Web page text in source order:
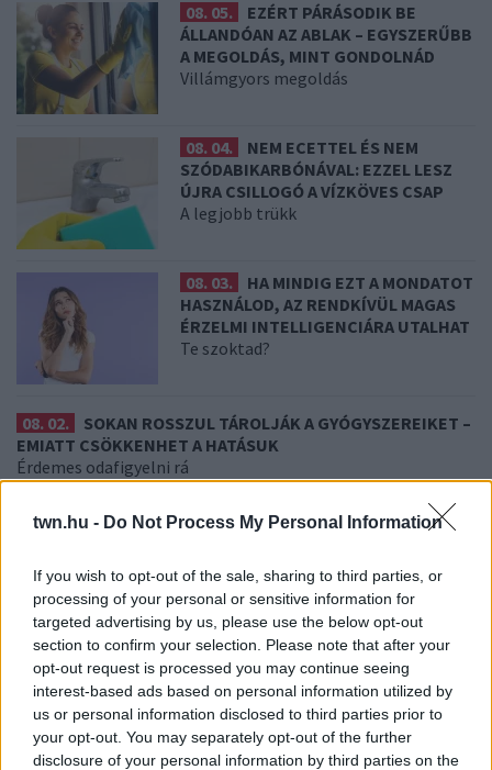
twn.hu - Do Not Process My Personal Information
If you wish to opt-out of the sale, sharing to third parties, or
processing of your personal or sensitive information for
targeted advertising by us, please use the below opt-out
section to confirm your selection. Please note that after your
opt-out request is processed you may continue seeing
interest-based ads based on personal information utilized by
us or personal information disclosed to third parties prior to
your opt-out. You may separately opt-out of the further
disclosure of your personal information by third parties on the
08. 05.
EZÉRT PÁRÁSODIK BE
ÁLLANDÓAN AZ ABLAK – EGYSZERŰBB
A MEGOLDÁS, MINT GONDOLNÁD
Villámgyors megoldás
08. 04.
NEM ECETTEL ÉS NEM
SZÓDABIKARBÓNÁVAL: EZZEL LESZ
ÚJRA CSILLOGÓ A VÍZKÖVES CSAP
A legjobb trükk
08. 03.
HA MINDIG EZT A MONDATOT
HASZNÁLOD, AZ RENDKÍVÜL MAGAS
ÉRZELMI INTELLIGENCIÁRA UTALHAT
Te szoktad?
08. 02.
SOKAN ROSSZUL TÁROLJÁK A GYÓGYSZEREIKET –
EMIATT CSÖKKENHET A HATÁSUK
Érdemes odafigyelni rá
08. 01.
EGYRE TÖBB FIATALNÁL JELENTKEZIK EZ A
VITAMINHIÁNY – ILYEN JELEKRE FIGYELJ
07. 31.
NEM A CITROMSAV, AZ ECET VAGY A
SZÓDABIKARBÓNA A LEGERŐSEBB: EZT HASZNÁLJÁK A
SZÁLLODÁKBAN A VÍZKŐ ELLEN
Ez a szer tényleg eltünteti a vízkövet
HAGYD A SÓT: EGY CSIPET EBBŐL A FŐZŐVÍZBE,
ÉS SOKKAL FINOMABB LESZ A FŐTT KRUMPLI
Titkos hozzávaló